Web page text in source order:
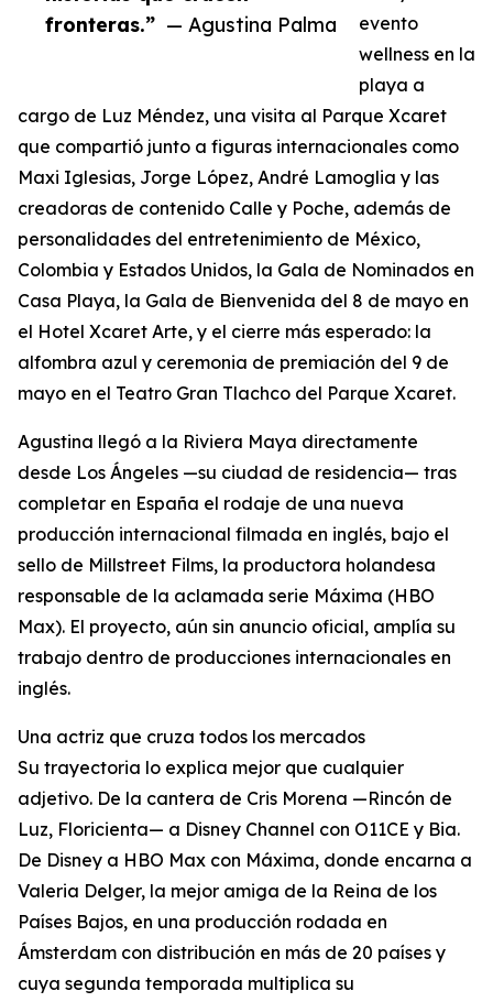
fronteras.” — Agustina Palma
evento
wellness en la
playa a
cargo de Luz Méndez, una visita al Parque Xcaret
que compartió junto a figuras internacionales como
Maxi Iglesias, Jorge López, André Lamoglia y las
creadoras de contenido Calle y Poche, además de
personalidades del entretenimiento de México,
Colombia y Estados Unidos, la Gala de Nominados en
Casa Playa, la Gala de Bienvenida del 8 de mayo en
el Hotel Xcaret Arte, y el cierre más esperado: la
alfombra azul y ceremonia de premiación del 9 de
mayo en el Teatro Gran Tlachco del Parque Xcaret.
Agustina llegó a la Riviera Maya directamente
desde Los Ángeles —su ciudad de residencia— tras
completar en España el rodaje de una nueva
producción internacional filmada en inglés, bajo el
sello de Millstreet Films, la productora holandesa
responsable de la aclamada serie Máxima (HBO
Max). El proyecto, aún sin anuncio oficial, amplía su
trabajo dentro de producciones internacionales en
inglés.
Una actriz que cruza todos los mercados
Su trayectoria lo explica mejor que cualquier
adjetivo. De la cantera de Cris Morena —Rincón de
Luz, Floricienta— a Disney Channel con O11CE y Bia.
De Disney a HBO Max con Máxima, donde encarna a
Valeria Delger, la mejor amiga de la Reina de los
Países Bajos, en una producción rodada en
Ámsterdam con distribución en más de 20 países y
cuya segunda temporada multiplica su